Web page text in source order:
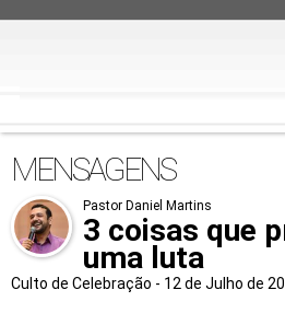
MENSAGENS
Pastor Daniel Martins
3 coisas que
uma luta
Culto de Celebração - 12 de Julho de